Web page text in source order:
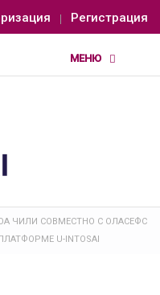
Регистрация
ЧИЛИ СОВМЕСТНО С ОЛАСЕФС
U-INTOSAI